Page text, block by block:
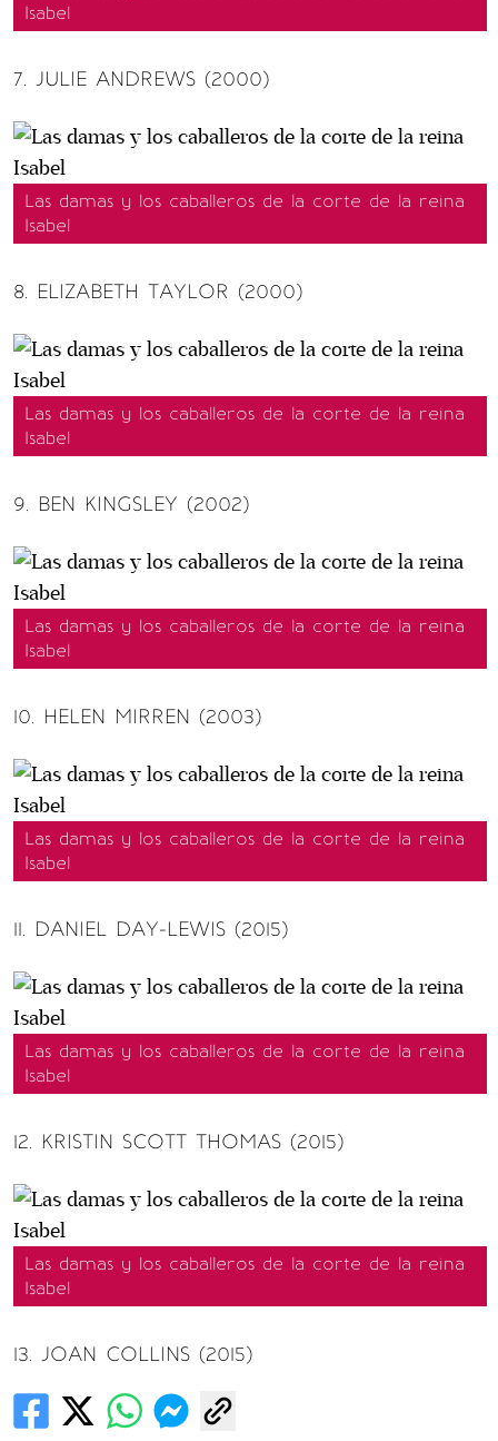
Isabel
7. JULIE ANDREWS (2000)
Las damas y los caballeros de la corte de la reina
Isabel
8. ELIZABETH TAYLOR (2000)
Las damas y los caballeros de la corte de la reina
Isabel
9. BEN KINGSLEY (2002)
Las damas y los caballeros de la corte de la reina
Isabel
10. HELEN MIRREN (2003)
Las damas y los caballeros de la corte de la reina
Isabel
11. DANIEL DAY-LEWIS (2015)
Las damas y los caballeros de la corte de la reina
Isabel
12. KRISTIN SCOTT THOMAS (2015)
Las damas y los caballeros de la corte de la reina
Isabel
13. JOAN COLLINS (2015)